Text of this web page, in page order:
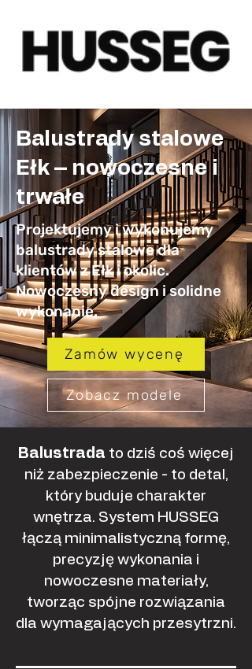
Balustrady stalowe
Ełk – nowoczesne i
trwałe
Projektujemy i wykonujemy
balustrady stalowe dla
klientów z Ełk i okolic.
Nowoczesny design i solidne
wykonanie.
Zamów wycenę
Zobacz modele
Balustrada to dziś coś więcej
niż zabezpieczenie - to detal,
który buduje charakter
wnętrza. System HUSSEG
łączą minimalistyczną formę,
precyzję wykonania i
nowoczesne materiały,
tworząc spójne rozwiązania
dla wymagających przesytrzni.